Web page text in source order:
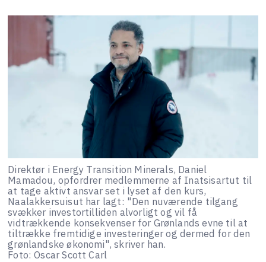
Direktør i Energy Transition Minerals, Daniel
Mamadou, opfordrer medlemmerne af Inatsisartut til
at tage aktivt ansvar set i lyset af den kurs,
Naalakkersuisut har lagt: "Den nuværende tilgang
svækker investortilliden alvorligt og vil få
vidtrækkende konsekvenser for Grønlands evne til at
tiltrække fremtidige investeringer og dermed for den
grønlandske økonomi", skriver han.
Foto: Oscar Scott Carl